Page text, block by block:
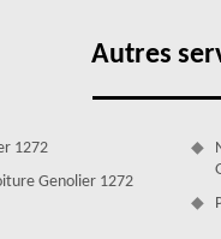
Autres
1272
Genolier 1272